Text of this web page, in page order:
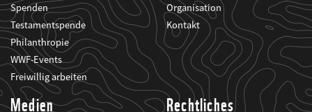
Spenden
Testamentspende
Philanthropie
WWF-Events
Freiwillig arbeiten
Organisation
Kontakt
Medien Rechtliches